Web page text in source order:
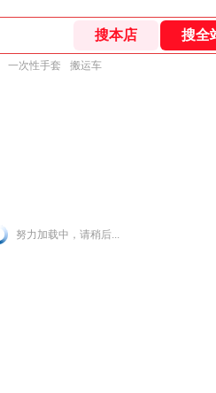
一次性手套 搬运车
努力加载中，请稍后...